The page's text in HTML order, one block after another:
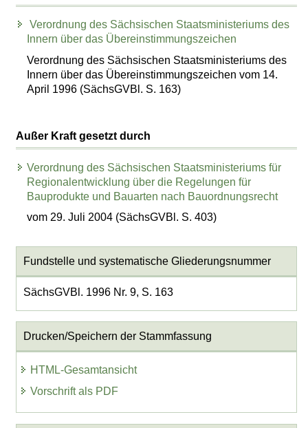
Verordnung des Sächsischen Staatsministeriums des
Innern über das Übereinstimmungszeichen
Verordnung des Sächsischen Staatsministeriums des
Innern über das Übereinstimmungszeichen vom 14.
April 1996 (SächsGVBl. S. 163)
Außer Kraft gesetzt durch
Verordnung des Sächsischen Staatsministeriums für
Regionalentwicklung über die Regelungen für
Bauprodukte und Bauarten nach Bauordnungsrecht
vom 29. Juli 2004 (SächsGVBl. S. 403)
Fundstelle und systematische Gliederungsnummer
SächsGVBl. 1996 Nr. 9, S. 163
Drucken/Speichern der Stammfassung
HTML-Gesamtansicht
Vorschrift als PDF